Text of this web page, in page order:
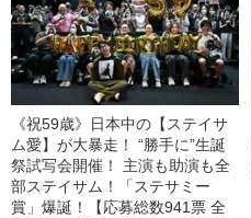
《祝59歳》日本中の【ステイサ
ム愛】が大暴走！ “勝手に”生誕
祭試写会開催！ 主演も助演も全
部ステイサム！「ステサミー
賞」爆誕！【応募総数941票 全